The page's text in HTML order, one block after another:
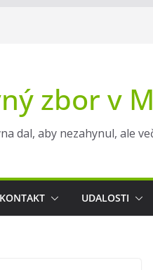
zbor v
dal, aby nezahynul, ale
KONTAKT UDALOSTI